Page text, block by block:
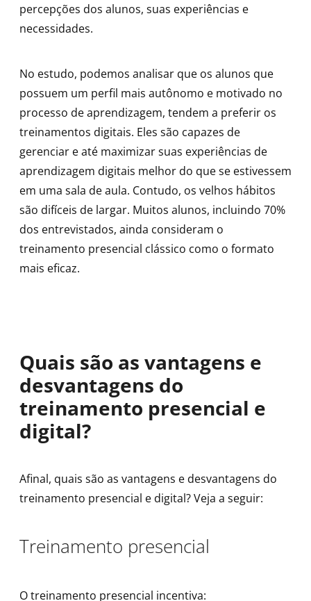
percepções dos alunos, suas experiências e
necessidades.
No estudo, podemos analisar que os alunos que
possuem um perfil mais autônomo e motivado no
processo de aprendizagem, tendem a preferir os
treinamentos digitais. Eles são capazes de
gerenciar e até maximizar suas experiências de
aprendizagem digitais melhor do que se estivessem
em uma sala de aula. Contudo, os velhos hábitos
são difíceis de largar. Muitos alunos, incluindo 70%
dos entrevistados, ainda consideram o
treinamento presencial clássico como o formato
mais eficaz.
Quais são as vantagens e
desvantagens do
treinamento presencial e
digital?
Afinal, quais são as vantagens e desvantagens do
treinamento presencial e digital? Veja a seguir:
Treinamento presencial
O treinamento presencial incentiva: